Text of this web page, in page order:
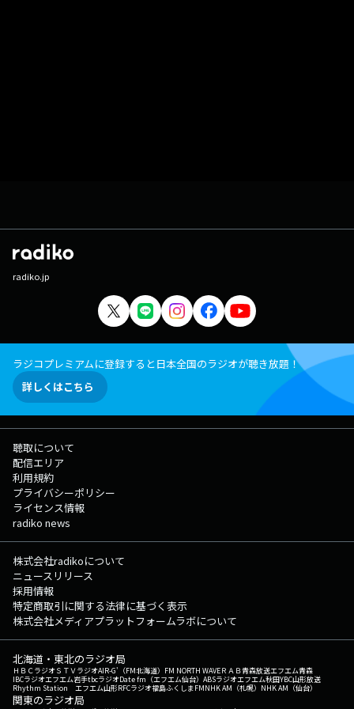
radiko.jp
ラジコプレミアムに登録すると日本全国のラジオが聴き放題！
詳しくはこちら
聴取について
配信エリア
利用規約
プライバシーポリシー
ライセンス情報
radiko news
株式会社radikoについて
ニュースリリース
採用情報
特定商取引に関する法律に基づく表示
株式会社メディアプラットフォームラボについて
北海道・東北のラジオ局
ＨＢＣラジオＳＴＶラジオAIR-G'（FM北海道） FM NORTH WAVEＲＡＢ青森放送エフエム青森
IBCラジオエフエム岩手tbcラジオDate fm（エフエム仙台） ABSラジオエフエム秋田YBC山形放送
Rhythm Station エフエム山形RFCラジオ福島ふくしまFMNHK AM（札幌） NHK AM（仙台）
関東のラジオ局